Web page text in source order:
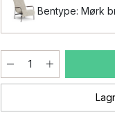
Bentype: Mørk